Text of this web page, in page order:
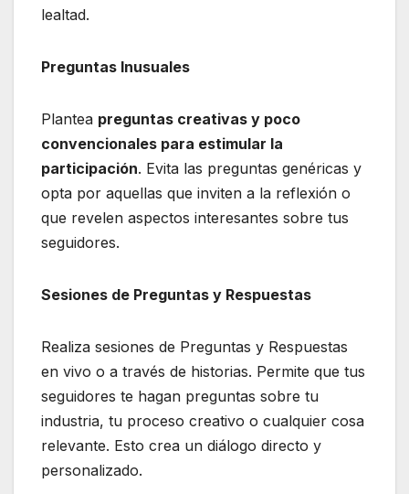
lealtad.
Preguntas Inusuales
Plantea preguntas creativas y poco
convencionales para estimular la
participación. Evita las preguntas genéricas y
opta por aquellas que inviten a la reflexión o
que revelen aspectos interesantes sobre tus
seguidores.
Sesiones de Preguntas y Respuestas
Realiza sesiones de Preguntas y Respuestas
en vivo o a través de historias. Permite que tus
seguidores te hagan preguntas sobre tu
industria, tu proceso creativo o cualquier cosa
relevante. Esto crea un diálogo directo y
personalizado.